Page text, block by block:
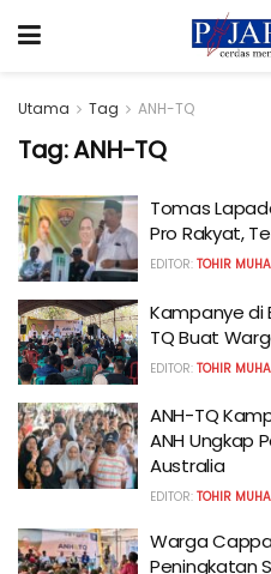
Utama Tag ANH-TQ
Tag:ANH-TQ
Tomas
Pro Rakyat,
EDITOR: TOHIR
Kampanye di
TQ Buat
EDITOR: TOHIR
ANH-TQ
ANH Ungkap
Australia
EDITOR: TOHIR
Warga
Peningkatan